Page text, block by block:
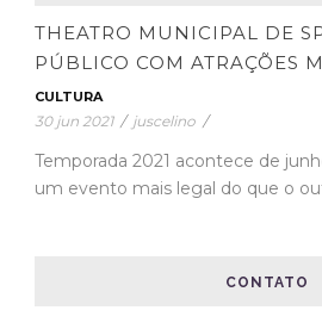
THEATRO MUNICIPAL DE
PÚBLICO COM ATRAÇÕES
CULTURA
30 jun 2021 / juscelino /
Temporada 2021 acontece de
um evento mais legal do que o
CONTATO